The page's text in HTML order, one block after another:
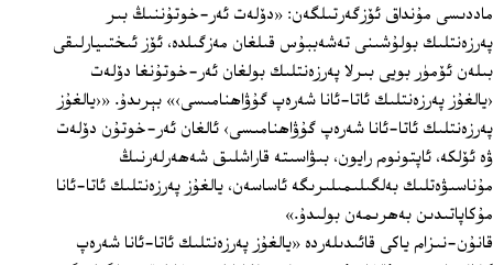
ماددىسى مۇنداق ئۆزگەرتىلگەن: «دۆلەت ئەر-خوتۇننىڭ بىر
پەرزەنتلىك بولۇشىنى تەشەببۇس قىلغان مەزگىلدە، ئۆز ئىختىيارلىقى
بىلەن ئۆمۈر بويى بىرلا پەرزەنتلىك بولغان ئەر-خوتۇنغا دۆلەت
‹يالغۇز پەرزەنتلىك ئاتا-ئانا شەرەپ گۇۋاھنامىسى›» بېرىدۇ. «‹يالغۇز
پەرزەنتلىك ئاتا-ئانا شەرەپ گۇۋاھنامىسى› ئالغان ئەر-خوتۇن دۆلەت
ۋە ئۆلكە، ئاپتونوم رايون، بىۋاسىتە قاراشلىق شەھەرلەرنىڭ
مۇناسىۋەتلىك بەلگىلىمىلىرىگە ئاساسەن، يالغۇز پەرزەنتلىك ئاتا-ئانا
مۇكاپاتىدىن بەھرىمەن بولىدۇ.»
قانۇن-نىزام ياكى قائىدىلەردە «يالغۇز پەرزەنتلىك ئاتا-ئانا شەرەپ